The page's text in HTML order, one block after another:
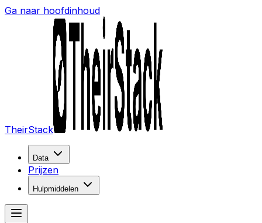
Ga naar hoofdinhoud
TheirStack
Data
Prijzen
Hulpmiddelen